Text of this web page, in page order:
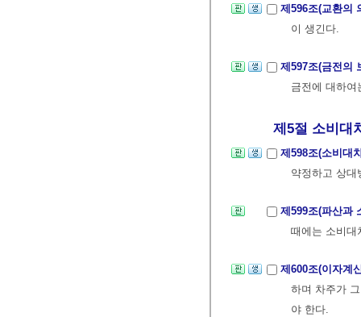
제596조(교환의
이 생긴다.
제597조(금전의
금전에 대하
제5절 소비대
제598조(소비대
약정하고 상
제599조(파산과
때에는 소비대
제600조(이자계
하며 차주가
야 한다.